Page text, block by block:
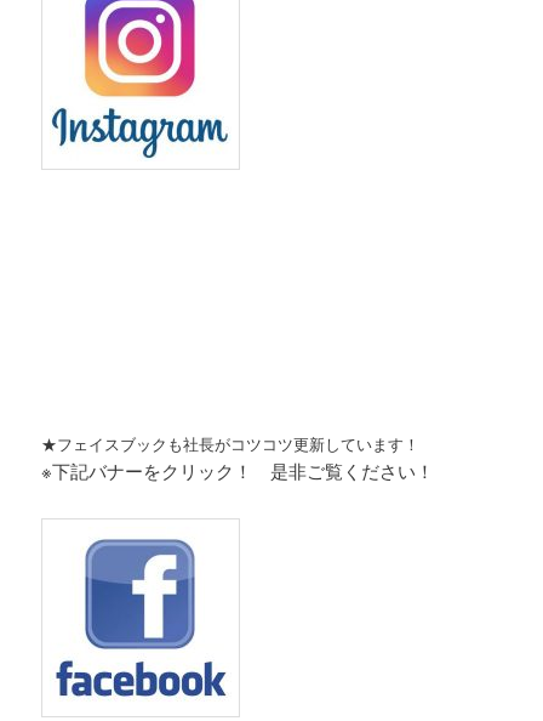
★フェイスブックも社長がコツコツ更新しています！
※下記バナーをクリック！ 是非ご覧ください！